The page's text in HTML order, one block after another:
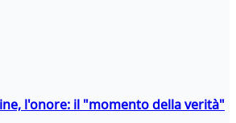
l'onore: il "momento della verità"